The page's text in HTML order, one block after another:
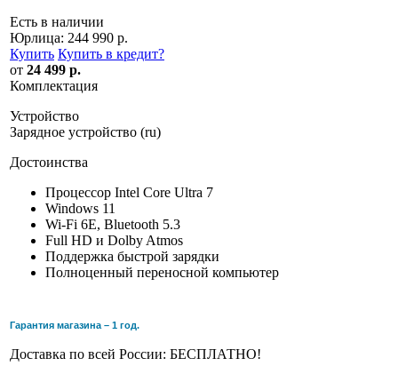
Есть в наличии
Юрлица: 244 990 р.
Купить Купить в кредит?
от 24 499 р.
Комплектация
Устройство
Зарядное устройство (ru)
Достоинства
Процессор Intel Core Ultra 7
Windows 11
Wi-Fi 6E, Bluetooth 5.3
Full HD и Dolby Atmos
Поддержка быстрой зарядки
Полноценный переносной компьютер
Гарантия магазина – 1 год.
Доставка по всей России: БЕСПЛАТНО!